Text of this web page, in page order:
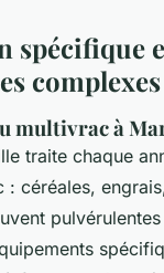
spécifique
complexes
multivrac à
traite chaque
: céréales,